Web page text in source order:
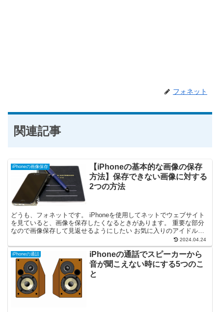
フォネット
関連記事
iPhoneの画像保存
【iPhoneの基本的な画像の保存
方法】保存できない画像に対する
2つの方法
どうも、フォネットです。 iPhoneを使用してネットでウェブサイト
を見ていると、画像を保存したくなるときがあります。 重要な部分
なので画像保存して見返せるようにしたい お気に入りのアイドルの
2024.04.24
iPhoneの通話
iPhoneの通話でスピーカーから
音が聞こえない時にする5つのこ
と